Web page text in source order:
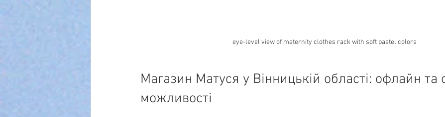
eye-level view of maternity clothes rack with soft pastel colors
Магазин Матуся у Вінницькій області: офлайн та
можливості